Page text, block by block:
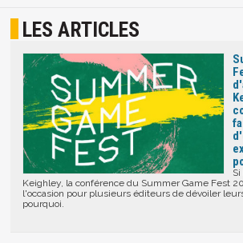
LES ARTICLES
Keighley, la conférence du Summer Game Fest
l'occasion pour plusieurs éditeurs de dévoiler
pourquoi.